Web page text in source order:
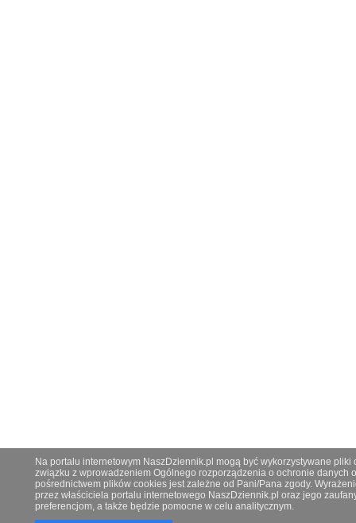
Na portalu internetowym NaszDziennik.pl mogą być wykorzystywane
związku z wprowadzeniem Ogólnego rozporządzenia o ochronie danych
pośrednictwem plików cookies jest zależne od Pani/Pana zgody.
przez właściciela portalu internetowego NaszDziennik.pl oraz jego
preferencjom, a także będzie pomocne w celu analitycznym.